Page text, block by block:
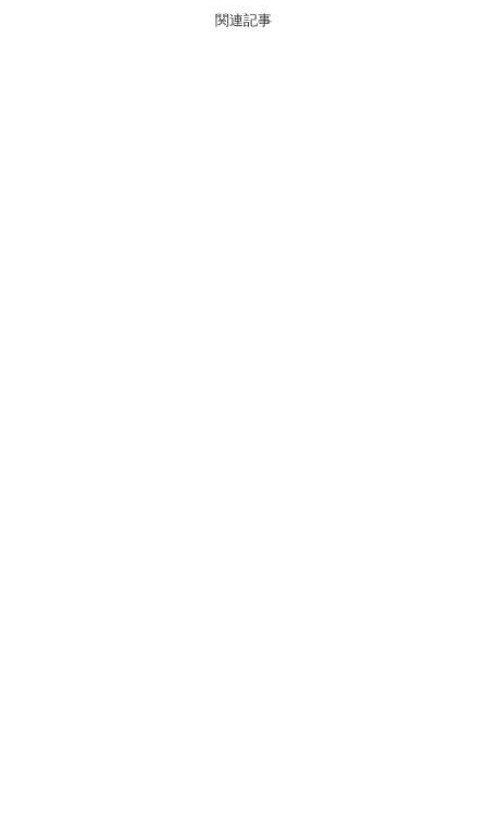
関連記事